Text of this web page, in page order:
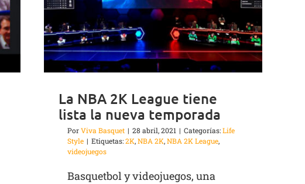
La NBA 2K League tiene
lista la nueva temporada
PorViva Basquet | 28 abril, 2021 | Categorías:Life
Style | Etiquetas:2K,NBA 2K,NBA 2K League,
videojuegos
Basquetbol y videojuegos, una